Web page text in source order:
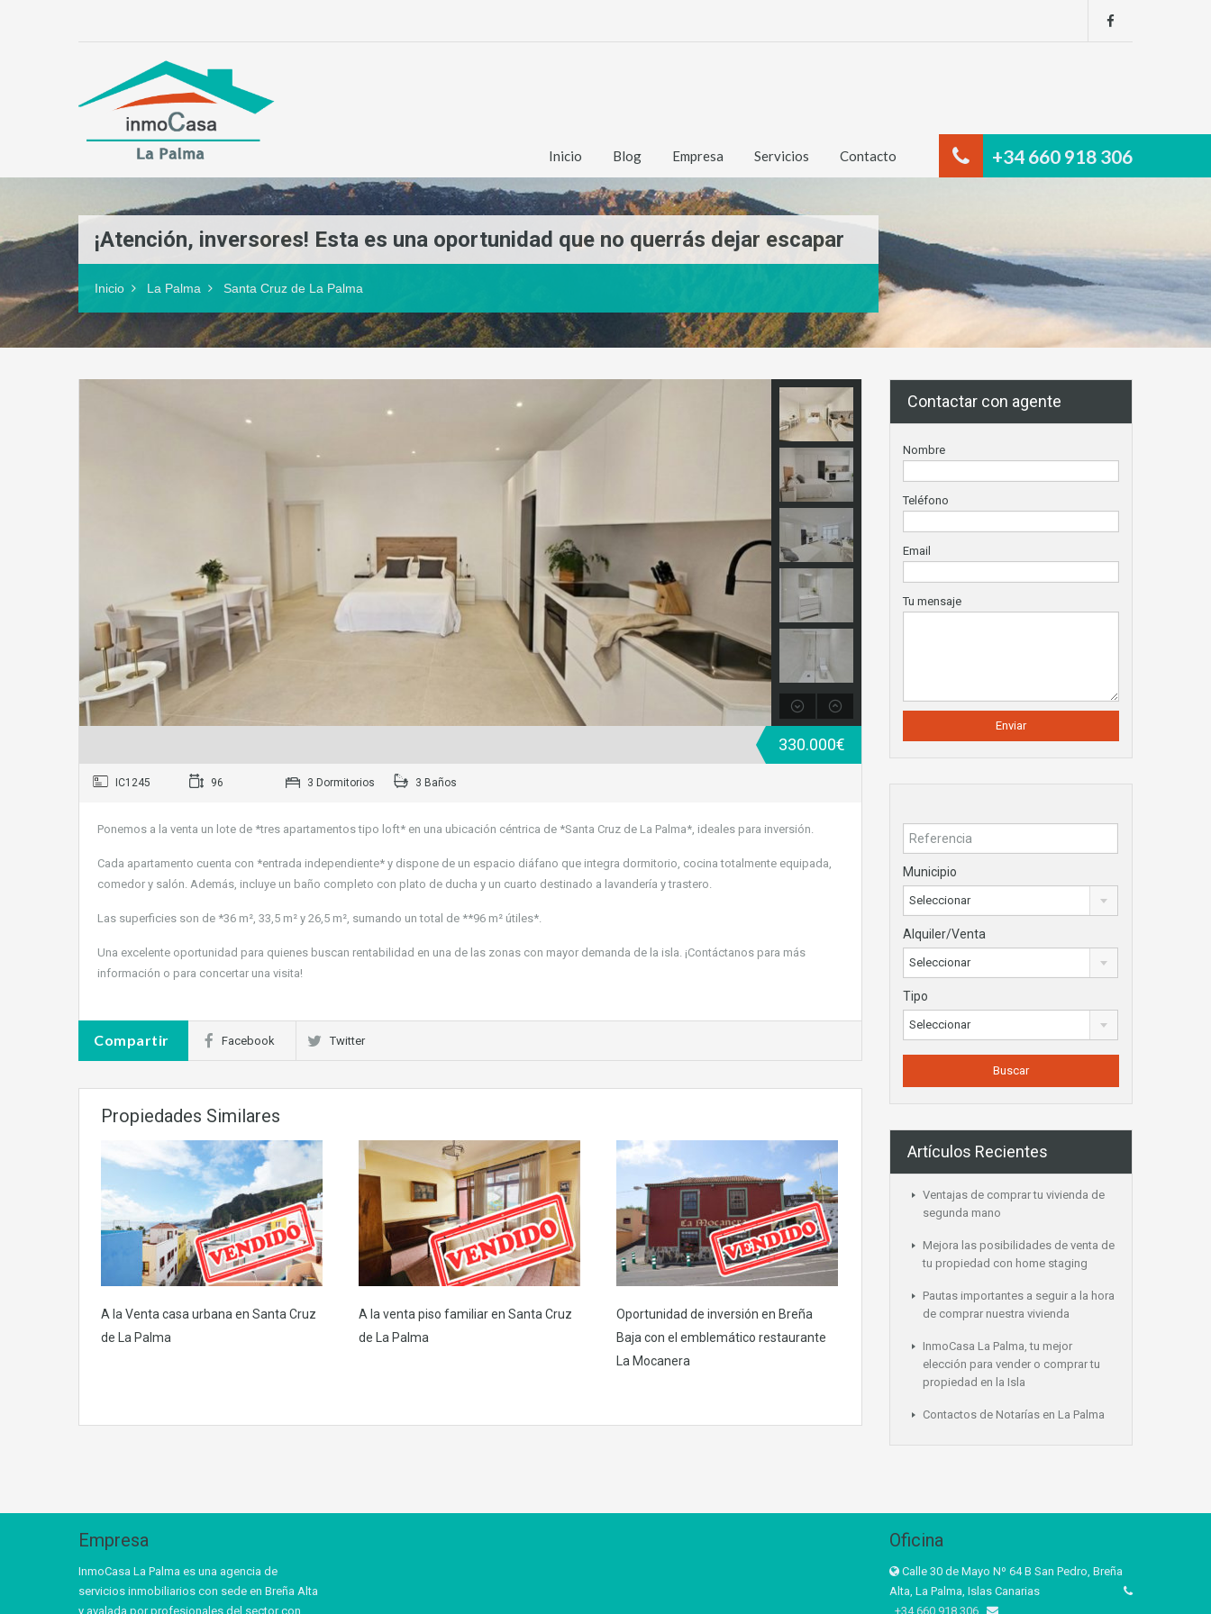
+34 660 918 306
Inicio Blog Empresa Servicios Contacto
¡Atención, inversores! Esta es una oportunidad que no querrás dejar escapar
Inicio La Palma Santa Cruz de La Palma
330.000€
IC1245 96 3 Dormitorios 3 Baños
Ponemos a la venta un lote de *tres apartamentos tipo loft* en una ubicación céntrica de *Santa Cruz de La Palma*, ideales para inversión.
Cada apartamento cuenta con *entrada independiente* y dispone de un espacio diáfano que integra dormitorio, cocina totalmente equipada,
comedor y salón. Además, incluye un baño completo con plato de ducha y un cuarto destinado a lavandería y trastero.
Las superficies son de *36 m², 33,5 m² y 26,5 m², sumando un total de **96 m² útiles*.
Una excelente oportunidad para quienes buscan rentabilidad en una de las zonas con mayor demanda de la isla. ¡Contáctanos para más
información o para concertar una visita!
Compartir Facebook Twitter
Propiedades Similares
A la Venta casa urbana en Santa Cruz
de La Palma
A la venta piso familiar en Santa Cruz
de La Palma
Oportunidad de inversión en Breña
Baja con el emblemático restaurante
La Mocanera
Contactar con agente
Nombre
Teléfono
Email
Tu mensaje
Municipio
Seleccionar
Alquiler/Venta
Seleccionar
Tipo
Seleccionar
Artículos Recientes
Ventajas de comprar tu vivienda de
segunda mano
Mejora las posibilidades de venta de
tu propiedad con home staging
Pautas importantes a seguir a la hora
de comprar nuestra vivienda
InmoCasa La Palma, tu mejor
elección para vender o comprar tu
propiedad en la Isla
Contactos de Notarías en La Palma
Empresa
InmoCasa La Palma es una agencia de
servicios inmobiliarios con sede en Breña Alta
y avalada por profesionales del sector con
Oficina
Calle 30 de Mayo Nº 64 B San Pedro, Breña
Alta, La Palma, Islas Canarias
+34 660 918 306